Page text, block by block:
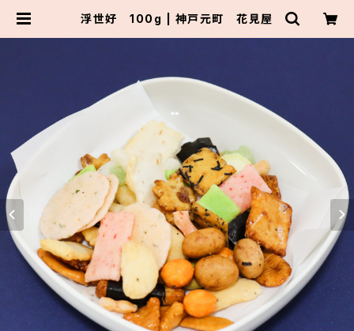
浮世好 100g | 神戸元町 花見屋